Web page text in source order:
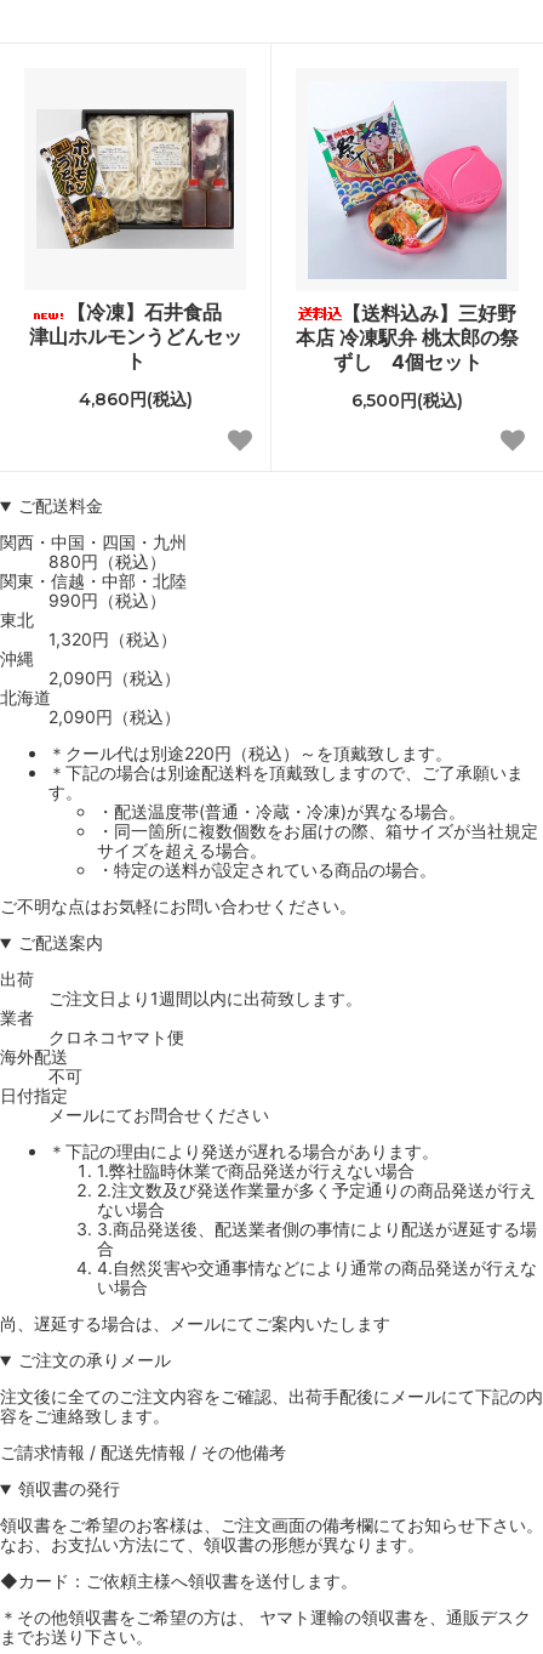
【冷凍】石井食品
津山ホルモンうどんセッ
ト
4,860円(税込)
【送料込み】三好野
本店 冷凍駅弁 桃太郎の祭
ずし 4個セット
6,500円(税込)
ご配送料金
関西・中国・四国・九州
880円（税込）
関東・信越・中部・北陸
990円（税込）
東北
1,320円（税込）
沖縄
2,090円（税込）
北海道
2,090円（税込）
＊クール代は別途220円（税込）～を頂戴致します。
＊下記の場合は別途配送料を頂戴致しますので、ご了承願いま
す。
・配送温度帯(普通・冷蔵・冷凍)が異なる場合。
・同一箇所に複数個数をお届けの際、箱サイズが当社規定
サイズを超える場合。
・特定の送料が設定されている商品の場合。
ご不明な点はお気軽にお問い合わせください。
ご配送案内
出荷
ご注文日より1週間以内に出荷致します。
業者
クロネコヤマト便
海外配送
不可
日付指定
メールにてお問合せください
＊下記の理由により発送が遅れる場合があります。
1.弊社臨時休業で商品発送が行えない場合
2.注文数及び発送作業量が多く予定通りの商品発送が行え
ない場合
3.商品発送後、配送業者側の事情により配送が遅延する場
合
4.自然災害や交通事情などにより通常の商品発送が行えな
い場合
尚、遅延する場合は、メールにてご案内いたします
ご注文の承りメール
注文後に全てのご注文内容をご確認、出荷手配後にメールにて下記の内
容をご連絡致します。
ご請求情報 / 配送先情報 / その他備考
領収書の発行
領収書をご希望のお客様は、ご注文画面の備考欄にてお知らせ下さい。
なお、お支払い方法にて、領収書の形態が異なります。
◆カード：ご依頼主様へ領収書を送付します。
＊その他領収書をご希望の方は、 ヤマト運輸の領収書を、通販デスク
までお送り下さい。